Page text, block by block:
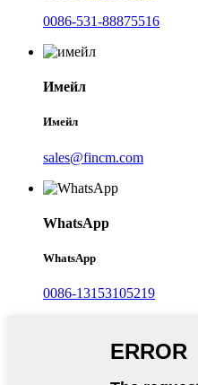
0086-531-88875516
Имейл
Имейл
sales@fincm.com
WhatsApp
WhatsApp
0086-13153105219